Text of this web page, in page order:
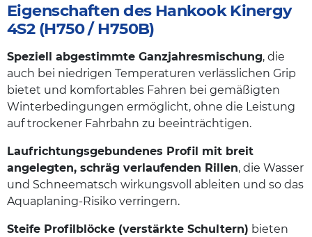
Eigenschaften des Hankook Kinergy
4S2 (H750 / H750B)
Speziell abgestimmte Ganzjahresmischung, die
auch bei niedrigen Temperaturen verlässlichen Grip
bietet und komfortables Fahren bei gemäßigten
Winterbedingungen ermöglicht, ohne die Leistung
auf trockener Fahrbahn zu beeinträchtigen.
Laufrichtungsgebundenes Profil mit breit
angelegten, schräg verlaufenden Rillen, die Wasser
und Schneematsch wirkungsvoll ableiten und so das
Aquaplaning-Risiko verringern.
Steife Profilblöcke (verstärkte Schultern) bieten